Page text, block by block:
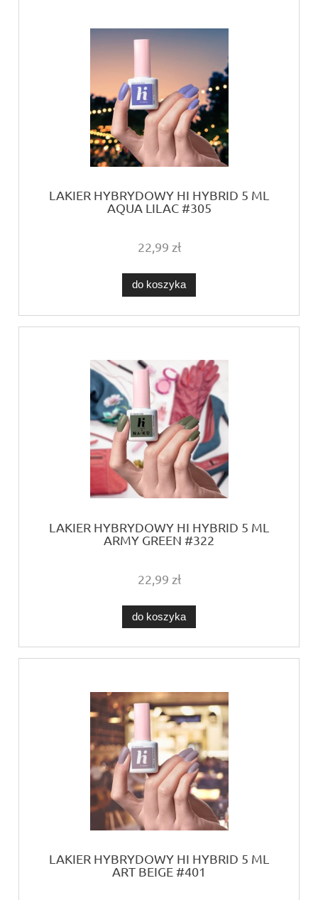
LAKIER HYBRYDOWY HI HYBRID 5 ML
AQUA LILAC #305
22,99 zł
do koszyka
LAKIER HYBRYDOWY HI HYBRID 5 ML
ARMY GREEN #322
22,99 zł
do koszyka
LAKIER HYBRYDOWY HI HYBRID 5 ML
ART BEIGE #401